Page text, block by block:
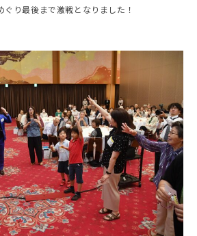
ぐり最後まで激戦となりました！